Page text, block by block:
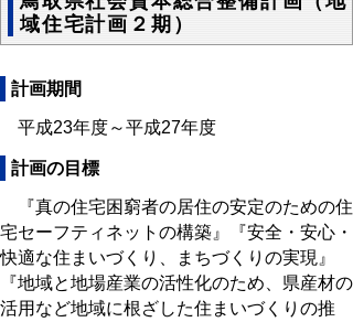
域住宅計画２期）
計画期間
平成23年度～平成27年度
計画の目標
『真の住宅困窮者の居住の安定のための住
宅セーフティネットの構築』『安全・安心・
快適な住まいづくり、まちづくりの実現』
『地域と地場産業の活性化のため、県産材の
活用など地域に根ざした住まいづくりの推